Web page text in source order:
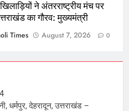
ने अंतरराष्ट्रीय मंच पर
का गौरव: मुख्यमंत्री
Times
August 7, 2026 0
धर्मपुर, देहरादून, उत्तराखंड –